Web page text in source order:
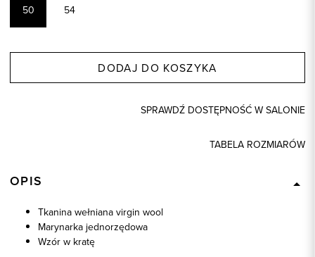
50 54
DODAJ DO KOSZYKA
SPRAWDŹ DOSTĘPNOŚĆ W SALONIE
TABELA ROZMIARÓW
OPIS
Tkanina wełniana virgin wool
Marynarka jednorzędowa
Wzór w kratę